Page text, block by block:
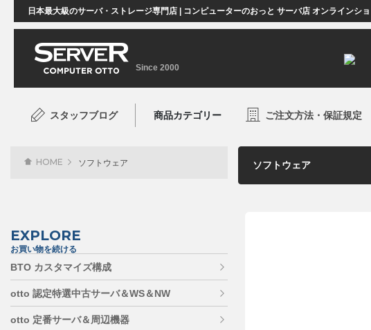
日本最大級のサーバ・ストレージ専門店 | コンピューターのおっと サーバ店 オンラインシ
Since 2000
スタッフブログ 商品カテゴリー ご注文方法・保証規定
HOME ソフトウェア
EXPLORE
お買い物を続ける
BTO カスタマイズ構成
otto 認定特選中古サーバ＆WS＆NW
otto 定番サーバ＆周辺機器